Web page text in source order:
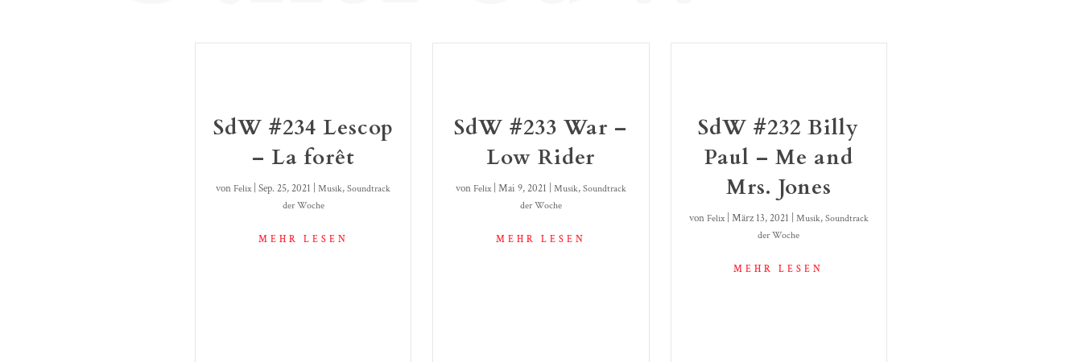
SdW #234 Lescop
– La forêt
vonFelix|Sep. 25, 2021 |Musik,Soundtrack
der Woche
MEHR LESEN
SdW #233 War –
Low Rider
von Felix| Mai 9, 2021 Musik, Soundtrack
der Woche
MEHR LESEN
SdW #232 Billy
Paul – Me and
Mrs. Jones
von Felix| März 13, 2021 Musik, Soundtrack
der Woche
MEHR LESEN